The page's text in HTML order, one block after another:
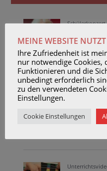
26. June 2026
MEINE WEBSITE
Ihre Zufriedenheit ist
nur notwendige Cookies,
Funktionieren und die
unbedingt erforderlich
zu den verwendeten
Einstellungen.
Cookie Einstellungen